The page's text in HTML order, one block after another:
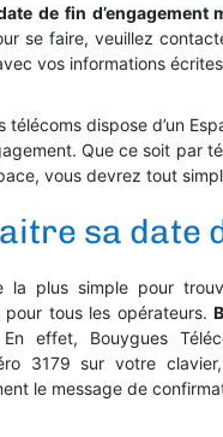
de fin d’engagement
se faire, veuillez
vos informations
télécoms dispose d’un
Que ce soit par
vous devrez tout
sa date
la plus simple pour
tous les opérateurs.
effet, Bouygues
3179 sur votre
le message de